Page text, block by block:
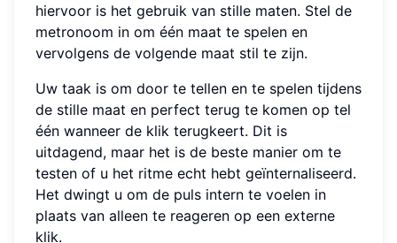
hiervoor is het gebruik van stille maten. Stel de
metronoom in om één maat te spelen en
vervolgens de volgende maat stil te zijn.
Uw taak is om door te tellen en te spelen tijdens
de stille maat en perfect terug te komen op tel
één wanneer de klik terugkeert. Dit is
uitdagend, maar het is de beste manier om te
testen of u het ritme echt hebt geïnternaliseerd.
Het dwingt u om de puls intern te voelen in
plaats van alleen te reageren op een externe
klik.